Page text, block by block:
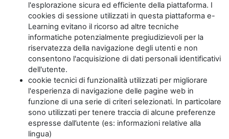
l'esplorazione sicura ed efficiente della piattaforma. I
cookies di sessione utilizzati in questa piattaforma e-
Learning evitano il ricorso ad altre tecniche
informatiche potenzialmente pregiudizievoli per la
riservatezza della navigazione degli utenti e non
consentono l'acquisizione di dati personali identificativi
dell'utente.
cookie tecnici di funzionalità utilizzati per migliorare
l'esperienza di navigazione delle pagine web in
funzione di una serie di criteri selezionati. In particolare
sono utilizzati per tenere traccia di alcune preferenze
espresse dall’utente (es: informazioni relative alla
lingua)